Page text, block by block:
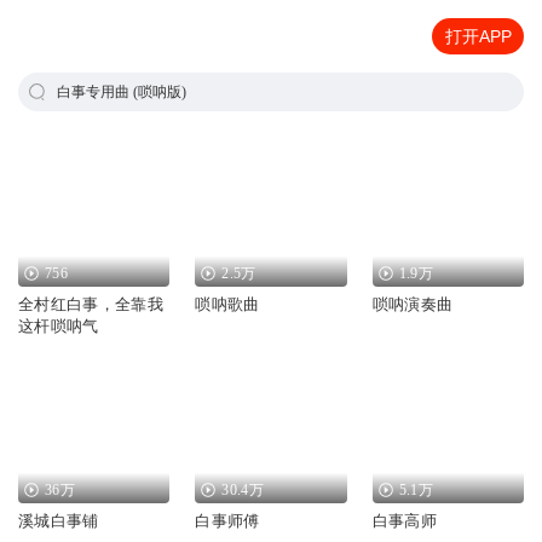
打开APP
白事专用曲 (唢呐版)
756
全村红白事，全靠我
这杆唢呐气
2.5万
唢呐歌曲
1.9万
唢呐演奏曲
36万
溪城白事铺
30.4万
白事师傅
5.1万
白事高师